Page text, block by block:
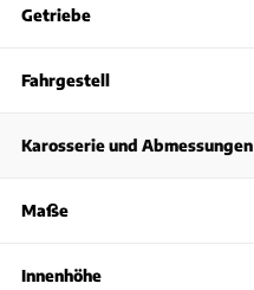
Getriebe
Fahrgestell
Karosserie und Abmessungen
Maße
Innenhöhe